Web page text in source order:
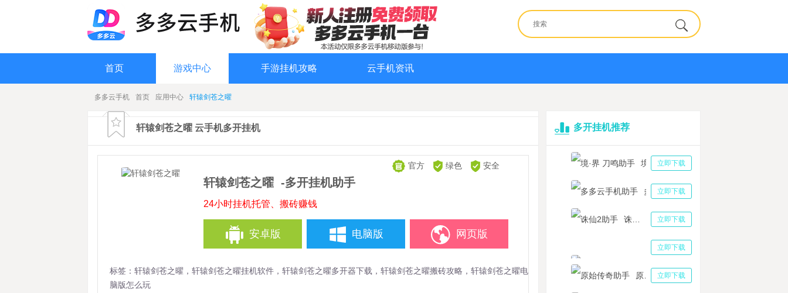
首页 游戏中心 手游挂机攻略 云手机资讯
多多云手机 首页 应用中心 轩辕剑苍之曜
轩辕剑苍之曜 云手机多开挂机
轩辕剑苍之曜 -多开挂机助手
24小时挂机托管、搬砖赚钱
官方 绿色 安全
安卓版 电脑版 网页版
标签：轩辕剑苍之曜，轩辕剑苍之曜挂机软件，轩辕剑苍之曜多开器下载，轩辕剑苍之曜搬砖攻略，轩辕剑苍之曜电
脑版怎么玩
多开挂机推荐
立即下载
立即下载
多多云手机助手
立即下载
立即下载
三国志战略版助手
立即下载